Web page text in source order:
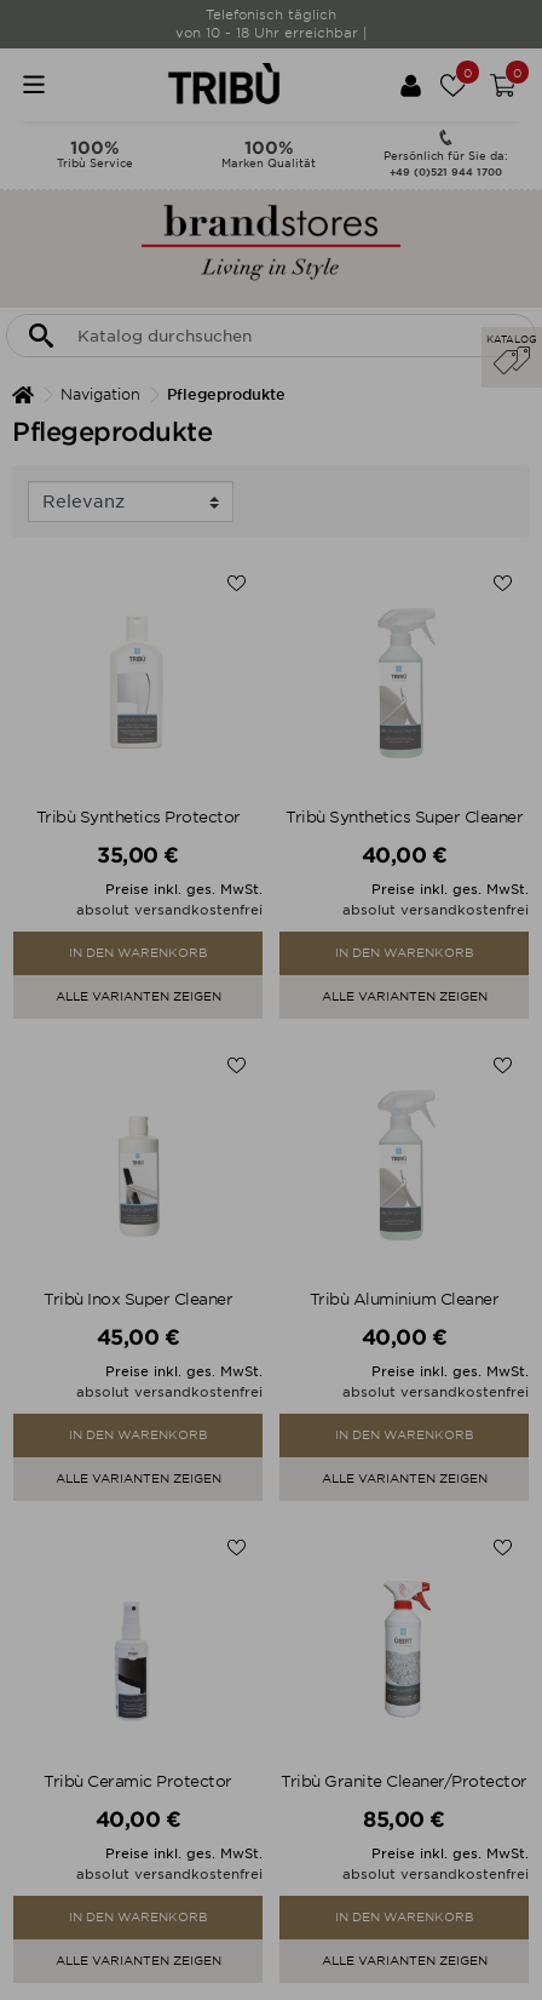
Telefonisch täglich
von 10 - 18 Uhr erreichbar |
0 0
100%
Tribù Service
100%
Marken Qualität
Persönlich für Sie da:
+49 (0)521 944 1700
Navigation Pflegeprodukte
Pflegeprodukte
Tribù Synthetics Protector
Preis
35,00 €
Preise inkl. ges. MwSt.
absolut versandkostenfrei
IN DEN WARENKORB
ALLE VARIANTEN ZEIGEN
Tribù Synthetics Super Cleaner
Preis
40,00 €
Preise inkl. ges. MwSt.
absolut versandkostenfrei
IN DEN WARENKORB
ALLE VARIANTEN ZEIGEN
Tribù Inox Super Cleaner
Preis
45,00 €
Preise inkl. ges. MwSt.
absolut versandkostenfrei
IN DEN WARENKORB
ALLE VARIANTEN ZEIGEN
Tribù Aluminium Cleaner
Preis
40,00 €
Preise inkl. ges. MwSt.
absolut versandkostenfrei
IN DEN WARENKORB
ALLE VARIANTEN ZEIGEN
Tribù Ceramic Protector
Preis
40,00 €
Preise inkl. ges. MwSt.
absolut versandkostenfrei
IN DEN WARENKORB
ALLE VARIANTEN ZEIGEN
Tribù Granite Cleaner/Protector
Preis
85,00 €
Preise inkl. ges. MwSt.
absolut versandkostenfrei
IN DEN WARENKORB
ALLE VARIANTEN ZEIGEN
KATALOG